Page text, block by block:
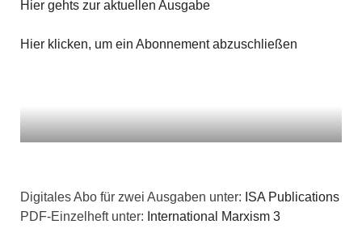
Hier gehts zur aktuellen Ausgabe
Hier klicken, um ein Abonnement abzuschließen
Digitales Abo für zwei Ausgaben unter: ISA Publications
PDF-Einzelheft unter: International Marxism 3